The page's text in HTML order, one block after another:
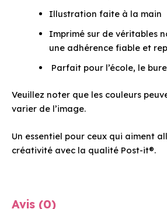
Illustration faite à la main
Imprimé sur de véritables
une adhérence fiable et
Parfait pour l’école, le
Veuillez noter que les couleurs
varier de l’image.
Un essentiel pour ceux qui aiment
créativité avec la qualité Post-it®.
Avis (0)